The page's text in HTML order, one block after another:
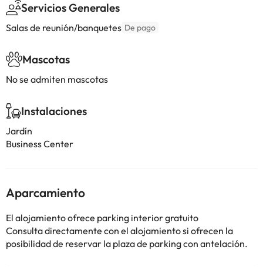
Servicios Generales
Salas de reunión/banquetes De pago
Mascotas
No se admiten mascotas
Instalaciones
Jardín
Business Center
Aparcamiento
El alojamiento ofrece parking interior gratuito
Consulta directamente con el alojamiento si ofrecen la
posibilidad de reservar la plaza de parking con antelación.